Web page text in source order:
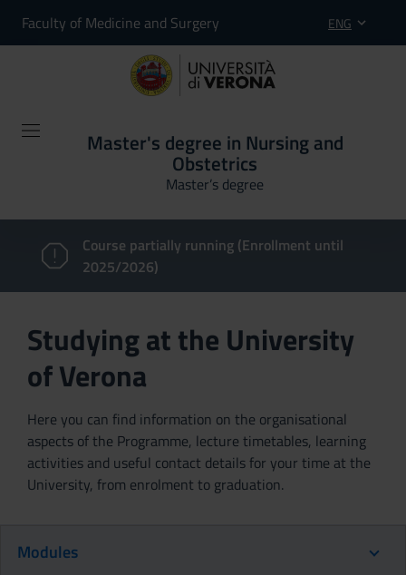
Faculty of Medicine and Surgery ENG
Master's degree in Nursing and
Obstetrics
Master’s degree
Course partially running (Enrollment until
2025/2026)
Studying at the University
of Verona
Here you can find information on the organisational
aspects of the Programme, lecture timetables, learning
activities and useful contact details for your time at the
University, from enrolment to graduation.
Modules